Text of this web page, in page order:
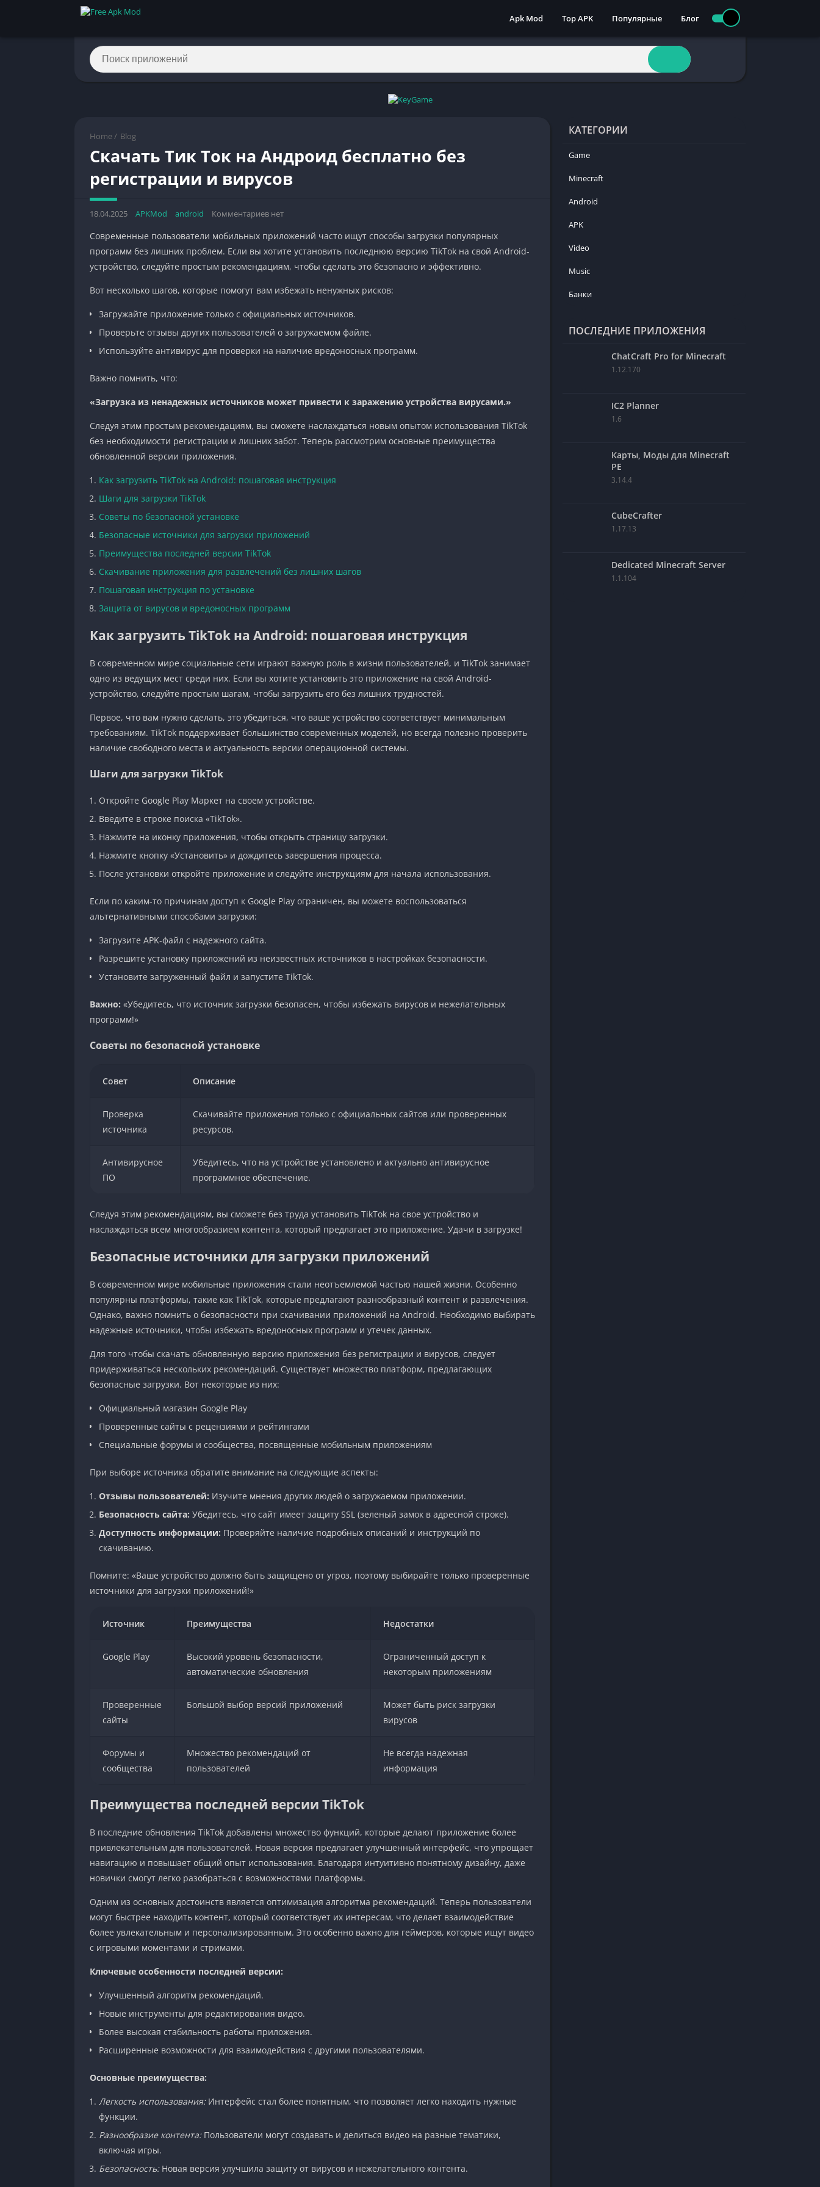
Apk Mod Top APK Популярные Блог
Home / Blog
Скачать Тик Ток на Андроид бесплатно без
регистрации и вирусов
18.04.2025 APKMod android Комментариев нет
Современные пользователи мобильных приложений часто ищут способы загрузки популярных
программ без лишних проблем. Если вы хотите установить последнюю версию TikTok на свой Android-
устройство, следуйте простым рекомендациям, чтобы сделать это безопасно и эффективно.
Вот несколько шагов, которые помогут вам избежать ненужных рисков:
Загружайте приложение только с официальных источников.
Проверьте отзывы других пользователей о загружаемом файле.
Используйте антивирус для проверки на наличие вредоносных программ.
Важно помнить, что:
«Загрузка из ненадежных источников может привести к заражению устройства вирусами.»
Следуя этим простым рекомендациям, вы сможете наслаждаться новым опытом использования TikTok
без необходимости регистрации и лишних забот. Теперь рассмотрим основные преимущества
обновленной версии приложения.
Как загрузить TikTok на Android: пошаговая инструкция
Шаги для загрузки TikTok
Советы по безопасной установке
Безопасные источники для загрузки приложений
Преимущества последней версии TikTok
Скачивание приложения для развлечений без лишних шагов
Пошаговая инструкция по установке
Защита от вирусов и вредоносных программ
Как загрузить TikTok на Android: пошаговая инструкция
В современном мире социальные сети играют важную роль в жизни пользователей, и TikTok занимает
одно из ведущих мест среди них. Если вы хотите установить это приложение на свой Android-
устройство, следуйте простым шагам, чтобы загрузить его без лишних трудностей.
Первое, что вам нужно сделать, это убедиться, что ваше устройство соответствует минимальным
требованиям. TikTok поддерживает большинство современных моделей, но всегда полезно проверить
наличие свободного места и актуальность версии операционной системы.
Шаги для загрузки TikTok
Откройте Google Play Маркет на своем устройстве.
Введите в строке поиска «TikTok».
Нажмите на иконку приложения, чтобы открыть страницу загрузки.
Нажмите кнопку «Установить» и дождитесь завершения процесса.
После установки откройте приложение и следуйте инструкциям для начала использования.
Если по каким-то причинам доступ к Google Play ограничен, вы можете воспользоваться
альтернативными способами загрузки:
Загрузите APK-файл с надежного сайта.
Разрешите установку приложений из неизвестных источников в настройках безопасности.
Установите загруженный файл и запустите TikTok.
Важно: «Убедитесь, что источник загрузки безопасен, чтобы избежать вирусов и нежелательных
программ!»
Советы по безопасной установке
Совет Описание
Проверка
источника
Скачивайте приложения только с официальных сайтов или проверенных
ресурсов.
Антивирусное
ПО
Убедитесь, что на устройстве установлено и актуально антивирусное
программное обеспечение.
Следуя этим рекомендациям, вы сможете без труда установить TikTok на свое устройство и
наслаждаться всем многообразием контента, который предлагает это приложение. Удачи в загрузке!
Безопасные источники для загрузки приложений
В современном мире мобильные приложения стали неотъемлемой частью нашей жизни. Особенно
популярны платформы, такие как TikTok, которые предлагают разнообразный контент и развлечения.
Однако, важно помнить о безопасности при скачивании приложений на Android. Необходимо выбирать
надежные источники, чтобы избежать вредоносных программ и утечек данных.
Для того чтобы скачать обновленную версию приложения без регистрации и вирусов, следует
придерживаться нескольких рекомендаций. Существует множество платформ, предлагающих
безопасные загрузки. Вот некоторые из них:
Официальный магазин Google Play
Проверенные сайты с рецензиями и рейтингами
Специальные форумы и сообщества, посвященные мобильным приложениям
При выборе источника обратите внимание на следующие аспекты:
Отзывы пользователей: Изучите мнения других людей о загружаемом приложении.
Безопасность сайта: Убедитесь, что сайт имеет защиту SSL (зеленый замок в адресной строке).
Доступность информации: Проверяйте наличие подробных описаний и инструкций по
скачиванию.
Помните: «Ваше устройство должно быть защищено от угроз, поэтому выбирайте только проверенные
источники для загрузки приложений!»
Источник Преимущества Недостатки
Google Play
Высокий уровень безопасности,
автоматические обновления
Ограниченный доступ к
некоторым приложениям
Проверенные
сайты
Большой выбор версий приложений
Может быть риск загрузки
вирусов
Форумы и
сообщества
Множество рекомендаций от
пользователей
Не всегда надежная
информация
Преимущества последней версии TikTok
В последние обновления TikTok добавлены множество функций, которые делают приложение более
привлекательным для пользователей. Новая версия предлагает улучшенный интерфейс, что упрощает
навигацию и повышает общий опыт использования. Благодаря интуитивно понятному дизайну, даже
новички смогут легко разобраться с возможностями платформы.
Одним из основных достоинств является оптимизация алгоритма рекомендаций. Теперь пользователи
могут быстрее находить контент, который соответствует их интересам, что делает взаимодействие
более увлекательным и персонализированным. Это особенно важно для геймеров, которые ищут видео
с игровыми моментами и стримами.
Ключевые особенности последней версии:
Улучшенный алгоритм рекомендаций.
Новые инструменты для редактирования видео.
Более высокая стабильность работы приложения.
Расширенные возможности для взаимодействия с другими пользователями.
Основные преимущества:
Легкость использования:Интерфейс стал более понятным, что позволяет легко находить нужные
функции.
Разнообразие контента:Пользователи могут создавать и делиться видео на разные тематики,
включая игры.
Безопасность:Новая версия улучшила защиту от вирусов и нежелательного контента.
КАТЕГОРИИ
Game
Minecraft
Android
APK
Video
Music
Банки
ПОСЛЕДНИЕ ПРИЛОЖЕНИЯ
ChatCraft Pro for Minecraft
1.12.170
IC2 Planner
1.6
Карты, Моды для Minecraft
PE
3.14.4
CubeCrafter
1.17.13
Dedicated Minecraft Server
1.1.104